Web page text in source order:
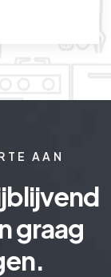
AAN
graag